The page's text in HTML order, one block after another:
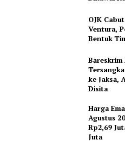
OJK
Ventura,
Bentuk
Bareskrim
ke Jaksa,
Disita
Harga
Agustus
Rp2,69
Juta